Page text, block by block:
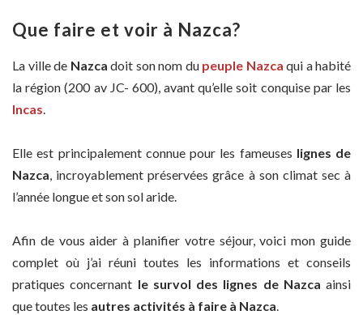
Que faire et voir à Nazca?
La ville de Nazca doit son nom du peuple Nazca qui a habité
la région (200 av JC- 600), avant qu’elle soit conquise par les
Incas
Elle est principalement connue pour les fameuses lignes de
Nazca, incroyablement préservées grâce à son climat sec à
l’année longue et son sol aride.
Afin de vous aider à planifier votre séjour, voici mon guide
complet où j’ai réuni toutes les informations et conseils
pratiques concernant le survol des lignes de Nazca ainsi
que toutes les autres activités à faire à Nazca.